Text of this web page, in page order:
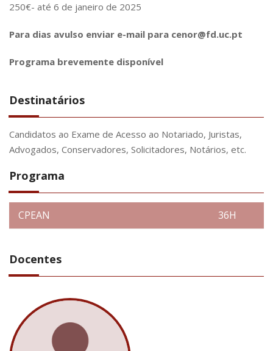
250€- até 6 de janeiro de 2025
Para dias avulso enviar e-mail para cenor@fd.uc.pt
Programa brevemente disponível
Destinatários
Candidatos ao Exame de Acesso ao Notariado, Juristas,
Advogados, Conservadores, Solicitadores, Notários, etc.
Programa
CPEAN 36H
Docentes